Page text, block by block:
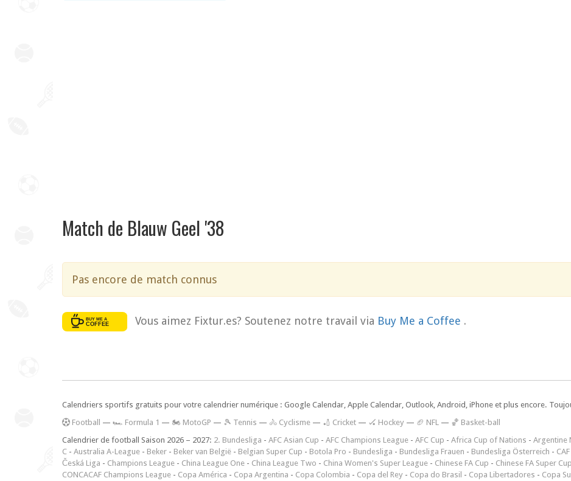
Match de Blauw Geel '38
Pas encore de match connus
Vous aimez Fixtur.es? Soutenez notre travail via Buy Me a Coffee .
Calendriers sportifs gratuits pour votre calendrier numérique : Google Calendar, Apple Calendar, Outlook, Android, iPhone et plus encore.
Football — 🏎️ Formula 1 — 🏍 MotoGP — 🎾 Tennis — 🚴 Cyclisme — 🏏 Cricket — 🏑 Hockey — 🏈 NFL — 🏀 Basket-ball
Calendrier de football Saison 2026 – 2027: 2. Bundesliga - AFC Asian Cup - AFC Champions League - AFC Cup - Africa Cup of Nations - Argentine
C - Australia A-League - Beker - Beker van België - Belgian Super Cup - Botola Pro - Bundesliga - Bundesliga Frauen - Bundesliga Österreich -
Česká Liga - Champions League - China League One - China League Two - China Women's Super League - Chinese FA Cup - Chinese FA Super Cup
CONCACAF Champions League - Copa América - Copa Argentina - Copa Colombia - Copa del Rey - Copa do Brasil - Copa Libertadores - Copa